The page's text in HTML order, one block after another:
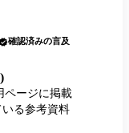
確認済みの言及
ページに掲載
る参考資料